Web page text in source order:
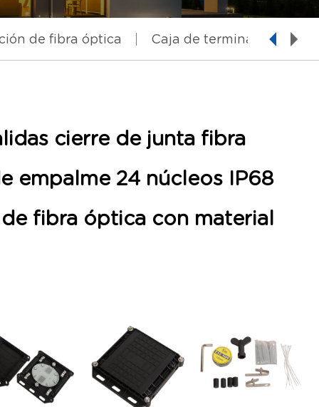
de fibra óptica Caja de terminación de
cierre de junta fibra
empalme 24 núcleos IP68
fibra óptica con material